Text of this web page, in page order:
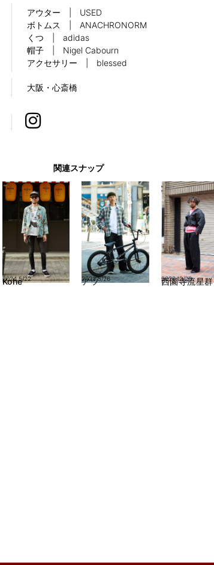
アウター | USED
ボトムス | ANACHRONORM
くつ | adidas
帽子 | Nigel Cabourn
アクセサリー | blessed
大阪・心斎橋
関連スナップ
Kohe
2024.5/22 アツ
2023.5/26 西園寺流星群
2020.12/26